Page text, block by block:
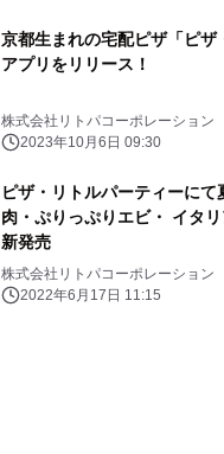
京都生まれの宅配ピザ「ピ
アプリをリリース！
株式会社リトパコーポレーション
2023年10月6日 09:30
ピザ・リトルパーティーに
肉・ぷりっぷりエビ・ イタ
新発売
株式会社リトパコーポレーション
2022年6月17日 11:15